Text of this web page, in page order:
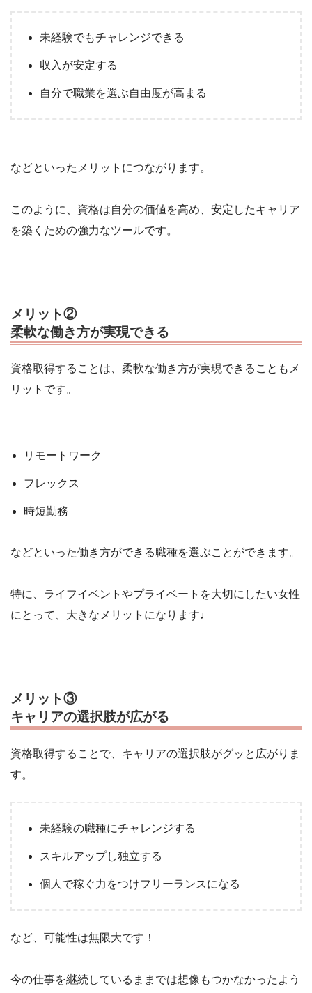
未経験でもチャレンジできる
収入が安定する
自分で職業を選ぶ自由度が高まる
などといったメリットにつながります。
このように、資格は自分の価値を高め、安定したキャリア
を築くための強力なツールです。
メリット②
柔軟な働き方が実現できる
資格取得することは、柔軟な働き方が実現できることもメ
リットです。
リモートワーク
フレックス
時短勤務
などといった働き方ができる職種を選ぶことができます。
特に、ライフイベントやプライベートを大切にしたい女性
にとって、大きなメリットになります♩
メリット③
キャリアの選択肢が広がる
資格取得することで、キャリアの選択肢がグッと広がりま
す。
未経験の職種にチャレンジする
スキルアップし独立する
個人で稼ぐ力をつけフリーランスになる
など、可能性は無限大です！
今の仕事を継続しているままでは想像もつかなかったよう